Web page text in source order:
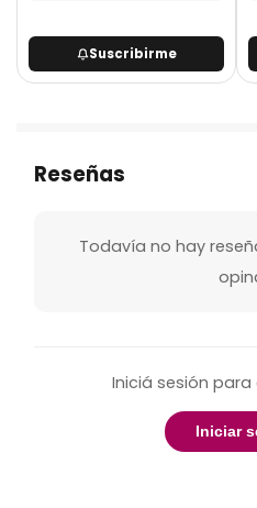
Suscribirme
Reseñas
Todavía no hay
Iniciá sesión para
Iniciar